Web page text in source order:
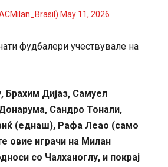
May 11, 2026
фудбалери учествувале на
Брахим Дијаз, Самуел
Сандро Тонали,
(еднаш), Рафа Леао (само
овие играчи на Милан
со Чалханоглу, и покрај